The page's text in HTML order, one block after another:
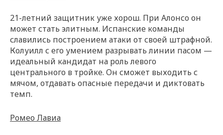
21-летний защитник уже хорош. При Алонсо он
может стать элитным. Испанские команды
славились построением атаки от своей штрафной.
Колуилл с его умением разрывать линии пасом —
идеальный кандидат на роль левого
центрального в тройке. Он сможет выходить с
мячом, отдавать опасные передачи и диктовать
темп.
Ромео Лавиа